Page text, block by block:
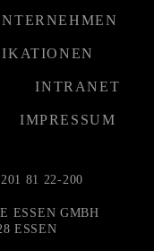
INTRANET
IMPRESSUM
81 22-200
ESSEN GMBH
ESSEN